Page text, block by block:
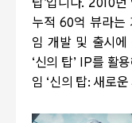
탑’입니다. 2010년
누적 60억 뷰라는
임 개발 및 출시에
‘신의 탑’ IP를 활
임 ‘신의 탑:새로운